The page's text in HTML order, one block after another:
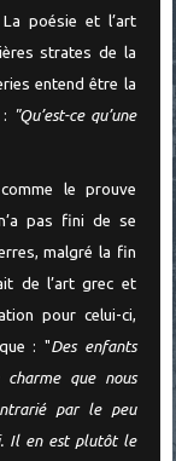
La poésie et l’art
strates de la
entend être la
"Qu’est-ce qu’une
le prouve
pas fini de se
malgré la fin
de l’art grec et
pour celui-ci,
: "Des enfants
que nous
par le peu
Il en est plutôt le